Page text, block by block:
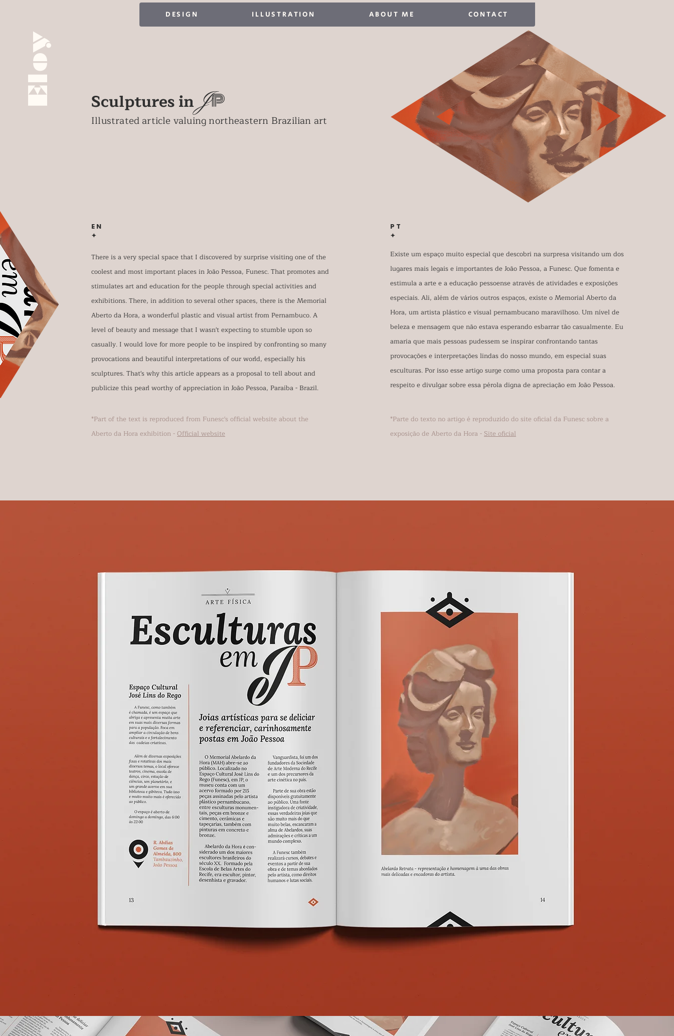
Eloy
DESIGN ILLUSTRATION ABOUT ME CONTACT
Sculptures inJP
Illustrated article valuing northeastern Brazilian art
EN
✦
There is a very special space that I discovered by surprise visiting one of the
coolest and most important places in João Pessoa, Funesc. That promotes and
stimulates art and education for the people through special activities and
exhibitions. There, in addition to several other spaces, there is the Memorial
Aberto da Hora, a wonderful plastic and visual artist from Pernambuco. A
level of beauty and message that I wasn't expecting to stumble upon so
casually. I would love for more people to be inspired by confronting so many
provocations and beautiful interpretations of our world, especially his
sculptures. That's why this article appears as a proposal to tell about and
publicize this pearl worthy of appreciation in João Pessoa, Paraíba - Brazil.
*Part of the text is reproduced from Funesc's official website about the
Aberto da Hora exhibition -Official website
PT
✦
Existe um espaço muito especial que descobri na surpresa visitando um dos
lugares mais legais e importantes de João Pessoa, a Funesc. Que fomenta e
estimula a arte e a educação pessoense através de atividades e exposições
especiais. Ali, além de vários outros espaços, existe o Memorial Aberto da
Hora, um artista plástico e visual pernambucano maravilhoso. Um nível de
beleza e mensagem que não estava esperando esbarrar tão casualmente. Eu
amaria que mais pessoas pudessem se inspirar confrontando tantas
provocações e interpretações lindas do nosso mundo, em especial suas
esculturas. Por isso esse artigo surge como uma proposta para contar a
respeito e divulgar sobre essa pérola digna de apreciação em João Pessoa.
*Parte do texto no artigo é reproduzido do site oficial da Funesc sobre a
exposição de Aberto da Hora -Site oficial